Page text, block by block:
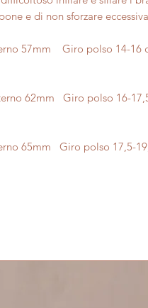
e di non sforzare
57mm Giro polso 14-
62mm Giro polso 16-
65mm Giro polso 17,5-